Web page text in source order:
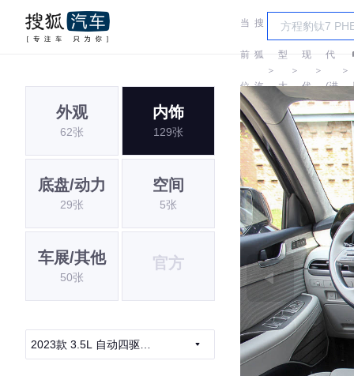
当
前
位
置:
搜
狐
汽
车
＞
车
型
大
全
＞
现
代
＞
现
代
(进
口)
＞
外观
62张
内饰
129张
底盘/动力
29张
空间
5张
车展/其他
50张
官方
2023款 3.5L 自动四驱